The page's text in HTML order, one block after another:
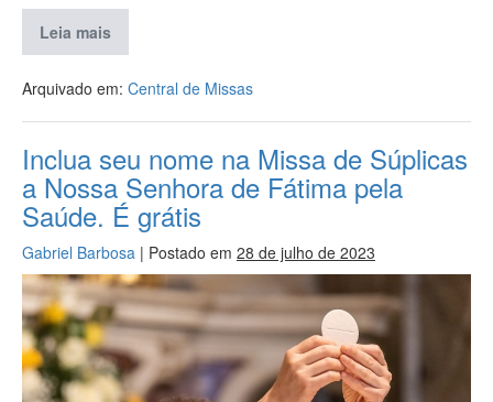
Leia mais
Arquivado em: Central de Missas
Inclua seu nome na Missa de Súplicas
a Nossa Senhora de Fátima pela
Saúde. É grátis
Gabriel Barbosa | Postado em 28 de julho de 2023